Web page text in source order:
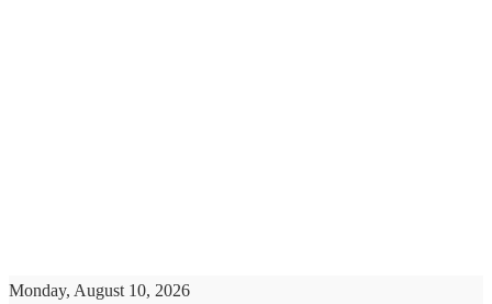
Monday, August 10, 2026